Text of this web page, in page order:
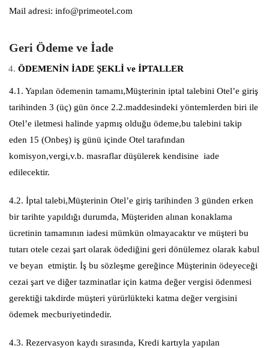
Mail adresi: info@primeotel.com
Geri Ödeme ve İade
ÖDEMENİN İADE ŞEKLİ ve İPTALLER
4.1. Yapılan ödemenin tamamı,Müşterinin iptal talebini Otel’e giriş
tarihinden 3 (üç) gün önce 2.2.maddesindeki yöntemlerden biri ile
Otel’e iletmesi halinde yapmış olduğu ödeme,bu talebini takip
eden 15 (Onbeş) iş günü içinde Otel tarafından
komisyon,vergi,v.b. masraflar düşülerek kendisine iade
edilecektir.
4.2. İptal talebi,Müşterinin Otel’e giriş tarihinden 3 günden erken
bir tarihte yapıldığı durumda, Müşteriden alınan konaklama
ücretinin tamamının iadesi mümkün olmayacaktır ve müşteri bu
tutarı otele cezai şart olarak ödediğini geri dönülemez olarak kabul
ve beyan etmiştir. İş bu sözleşme gereğince Müşterinin ödeyeceği
cezai şart ve diğer tazminatlar için katma değer vergisi ödenmesi
gerektiği takdirde müşteri yürürlükteki katma değer vergisini
ödemek mecburiyetindedir.
4.3. Rezervasyon kaydı sırasında, Kredi kartıyla yapılan